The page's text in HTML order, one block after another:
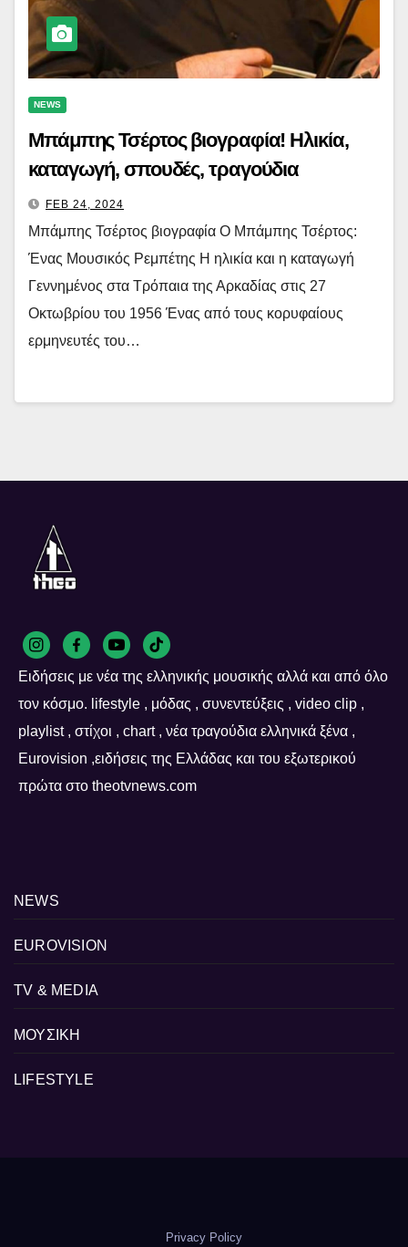
NEWS
Μπάμπης Τσέρτος βιογραφία! Ηλικία,
καταγωγή, σπουδές, τραγούδια
FEB 24, 2024
Μπάμπης Τσέρτος βιογραφία Ο Μπάμπης Τσέρτος:
Ένας Μουσικός Ρεμπέτης Η ηλικία και η καταγωγή
Γεννημένος στα Τρόπαια της Αρκαδίας στις 27
Οκτωβρίου του 1956 Ένας από τους κορυφαίους
ερμηνευτές του…
Ειδήσεις με νέα της ελληνικής μουσικής αλλά και από όλο
τον κόσμο. lifestyle , μόδας , συνεντεύξεις , video clip ,
playlist , στίχοι , chart , νέα τραγούδια ελληνικά ξένα ,
Eurovision ,ειδήσεις της Ελλάδας και του εξωτερικού
πρώτα στο theotvnews.com
NEWS
EUROVISION
TV & MEDIA
ΜΟΥΣΙΚΗ
LIFESTYLE
Privacy Policy